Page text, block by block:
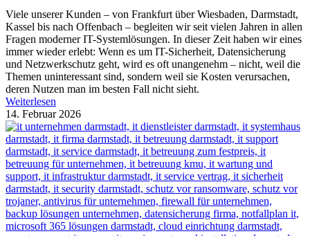
Viele unserer Kunden – von Frankfurt über Wiesbaden, Darmstadt,
Kassel bis nach Offenbach – begleiten wir seit vielen Jahren in allen
Fragen moderner IT-Systemlösungen. In dieser Zeit haben wir eines
immer wieder erlebt: Wenn es um IT-Sicherheit, Datensicherung
und Netzwerkschutz geht, wird es oft unangenehm – nicht, weil die
Themen uninteressant sind, sondern weil sie Kosten verursachen,
deren Nutzen man im besten Fall nicht sieht.
Weiterlesen
14. Februar 2026